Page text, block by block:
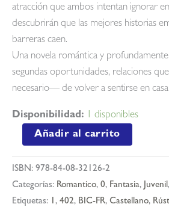
atracción que ambos intentan ignorar
descubrirán que las mejores historias
barreras caen.
Una novela romántica y
segundas oportunidades, relaciones
necesario— de volver a sentirse en casa.
Disponibilidad: 1 disponibles
amor
y
un
Añadir al carrito
ISBN: 978-84-08-32126-2
Categorías: Romantico, 0, Fantasia, Juvenil,
Etiquetas: 1 , 402, BIC-FR, Castellano,